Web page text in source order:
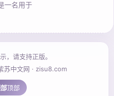
一名用于
，请支持正版。
中文网 · zisu8.com
顶部